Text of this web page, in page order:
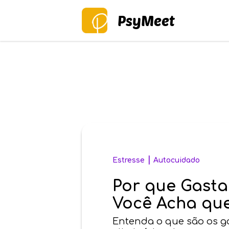
PsyMeet
Estresse Autocuidado
Por que
Você Acha
Entenda o que são os